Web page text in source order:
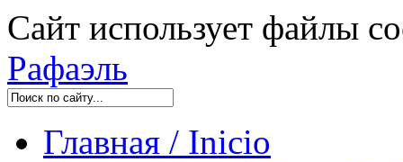
Сайт использует файлы
Рафаэль
Главная / Inicio